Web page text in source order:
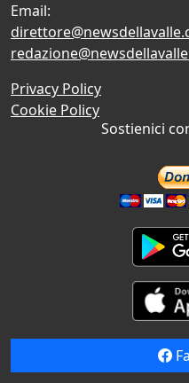
Email:
Privacy Policy
Cookie Policy
Sostienici